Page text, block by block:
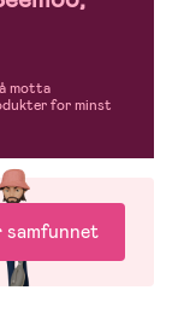
motta
for minst
samfunnet